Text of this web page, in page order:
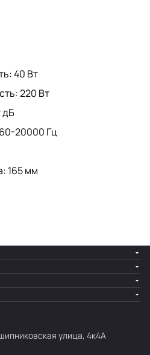
40 Вт
220 Вт
дБ
20000 Гц
165 мм
улица, 4к4А